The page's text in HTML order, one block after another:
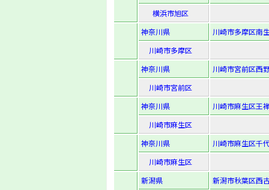
横浜市旭区
神奈川県
川崎市多摩区南
川崎市多摩区
神奈川県
川崎市宮前区西
川崎市宮前区
神奈川県
川崎市麻生区王
川崎市麻生区
神奈川県
川崎市麻生区千
川崎市麻生区
新潟県
新潟市秋葉区西